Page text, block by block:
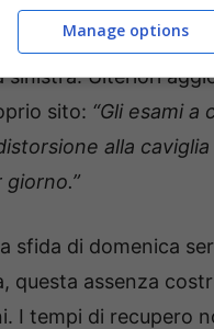
e Lazioè stato
Ulteriori
sito: “Gli esami
alla
di domenica
assenza
I tempi di recupero
Manage options